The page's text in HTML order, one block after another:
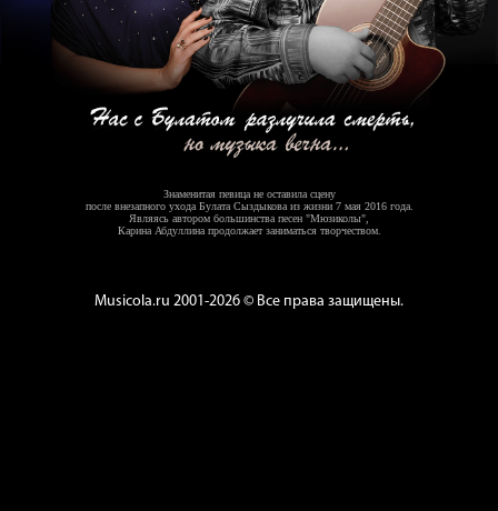
Знаменитая певица не оставила сцену
после внезапного ухода Булата Сыздыкова из жизни 7 мая 2016 года.
Являясь автором большинства песен "Мюзиколы",
Карина Абдуллина продолжает заниматься творчеством.
Musicola.ru 2001-2026 © Все права защищены.